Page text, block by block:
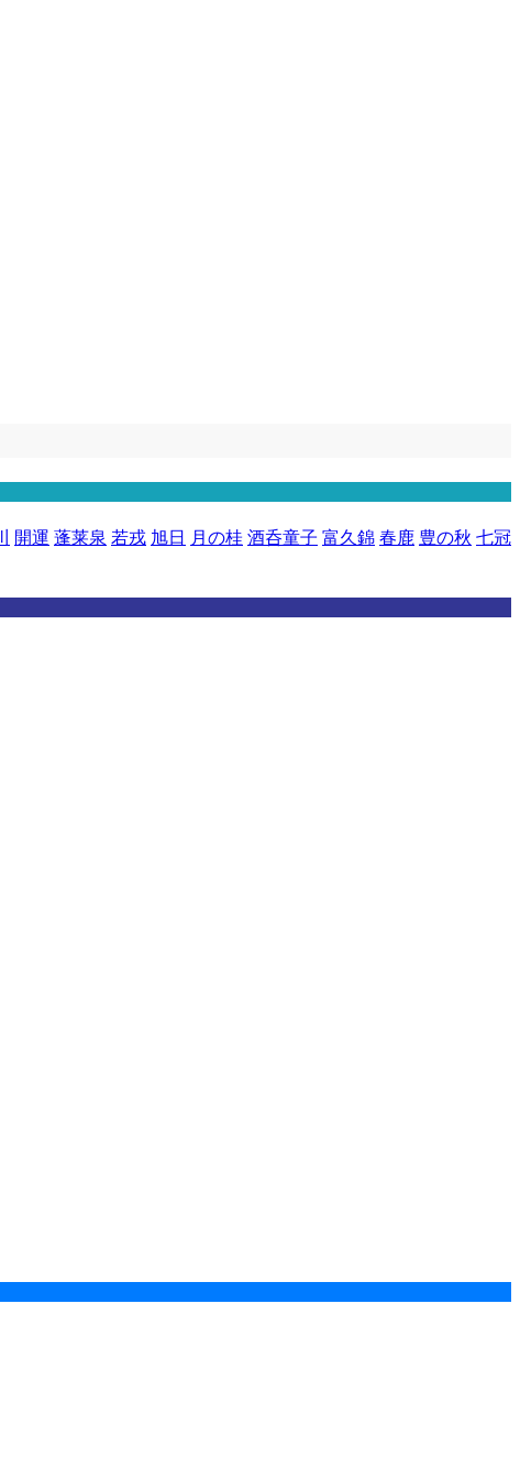
開運 蓬莱泉 若戎 旭日 月の桂 酒呑童子 富久錦 春鹿 豊の秋 七冠